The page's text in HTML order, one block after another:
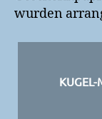
wurden
KUGEL-